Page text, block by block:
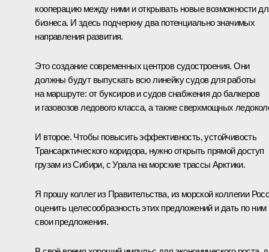
кооперацию между ними и открывать новые возможности
бизнеса. И здесь подчеркну два потенциально значимых
направления развития.
Это создание современных центров судостроения. Они
должны будут выпускать всю линейку судов для работы
на маршруте: от буксиров и судов снабжения до балкеров
и газовозов ледового класса, а также сверхмощных
И второе. Чтобы повысить эффективность, устойчивость
Трансарктического коридора, нужно открыть прямой доступ
грузам из Сибири, с Урала на морские трассы Арктики.
Я прошу коллег из Правительства, из морской коллегии
оценить целесообразность этих предложений и дать по ним
свои предложения.